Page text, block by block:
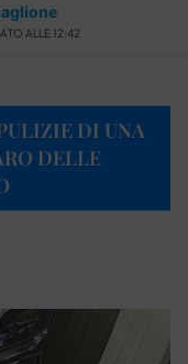
ALLE 12:42
DI UNA
DELLE